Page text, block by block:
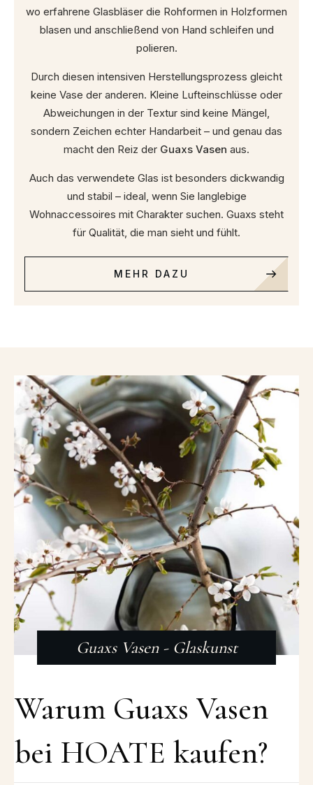
wo erfahrene Glasbläser die Rohformen in Holzformen
blasen und anschließend von Hand schleifen und
polieren.
Durch diesen intensiven Herstellungsprozess gleicht
keine Vase der anderen. Kleine Lufteinschlüsse oder
Abweichungen in der Textur sind keine Mängel,
sondern Zeichen echter Handarbeit – und genau das
macht den Reiz der Guaxs Vasen aus.
Auch das verwendete Glas ist besonders dickwandig
und stabil – ideal, wenn Sie langlebige
Wohnaccessoires mit Charakter suchen. Guaxs steht
für Qualität, die man sieht und fühlt.
MEHR DAZU
Guaxs Vasen - Glaskunst
Warum Guaxs Vasen
bei HOATE kaufen?